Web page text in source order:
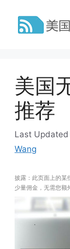
美国
推荐
Last Updated
Wang
披露：此页面上的某
少量佣金，无需您额